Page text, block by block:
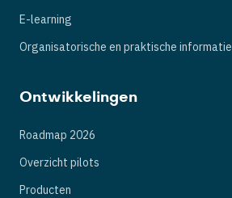
E-learning
Organisatorische en praktische informatie
Ontwikkelingen
Roadmap 2026
Overzicht pilots
Producten